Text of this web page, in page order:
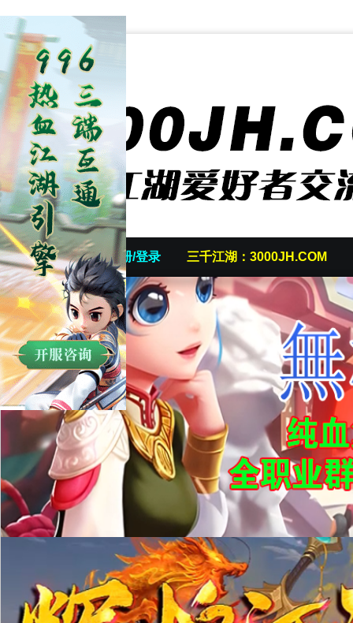
首页 发帖/注册/登录 三千江湖：3000JH.COM